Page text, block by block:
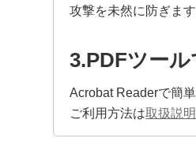
攻撃を未然に防ぎます
3.PDFツール
Acrobat Readerで簡
ご利用方法は取扱説